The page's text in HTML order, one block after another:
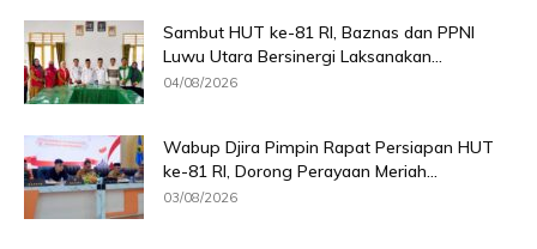
Sambut HUT ke-81 RI, Baznas dan PPNI
Luwu Utara Bersinergi Laksanakan...
04/08/2026
Wabup Djira Pimpin Rapat Persiapan HUT
ke-81 RI, Dorong Perayaan Meriah...
03/08/2026